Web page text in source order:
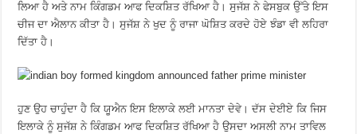
ਲਿਆ ਹੈ ਅਤੇ ਨਾਮ ਕਿੰਗਡਮ ਆਫ ਦਿਕਸ਼ਿਤ ਰੱਖਿਆ ਹੈ। ਸੁਜੱਸ਼ ਨੇ ਫੇਸਬੁਕ ਉੱਤੇ ਇਸ
ਚੀਜ ਦਾ ਐਲਾਨ ਕੀਤਾ ਹੈ। ਸੁਜੱਸ਼ ਨੇ ਖੁਦ ਨੂੰ ਰਾਜਾ ਘੋਸ਼ਿਤ ਕਰਦੇ ਹੋਏ ਝੰਡਾ ਵੀ ਲਹਿਰਾ
ਦਿੱਤਾ ਹੈ।
ਹੁਣ ਉਹ ਚਾਹੁੰਦਾ ਹੈ ਕਿ ਯੂਐਨ ਇਸ ਇਲਾਕੇ ਲਈ ਮਾਨਤਾ ਦੇਵੇ। ਦੱਸ ਦੇਈਏ ਕਿ ਜਿਸ
ਇਲਾਕੇ ਨੂੰ ਸੁਜੱਸ਼ ਨੇ ਕਿੰਗਡਮ ਆਫ ਦਿਕਸ਼ਿਤ ਰੱਖਿਆ ਹੈ ਉਸਦਾ ਅਸਲੀ ਨਾਮ ਤਾਵਿਲ